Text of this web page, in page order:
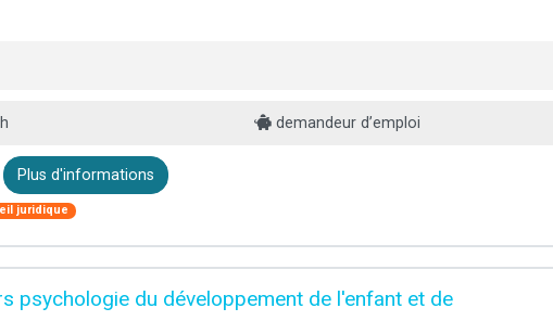
demandeur d’emploi
Plus d'informations
juridique
psychologie du développement de l'enfant et de